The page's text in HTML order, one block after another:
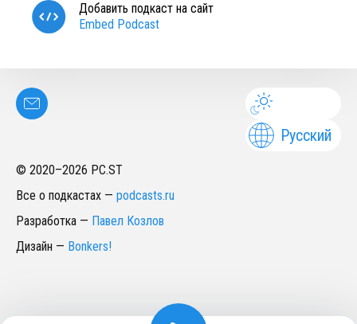
Добавить подкаст на сайт
Embed Podcast
Русский
© 2020–2026 PC.ST
Все о подкастах — podcasts.ru
Разработка — Павел Козлов
Дизайн — Bonkers!